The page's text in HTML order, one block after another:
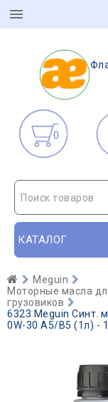
0
Поиск товаров
КАТАЛОГ
Meguin
Моторные масла
грузовиков
6323 Meguin Синт.
0W-30 A5/B5 (1л) -